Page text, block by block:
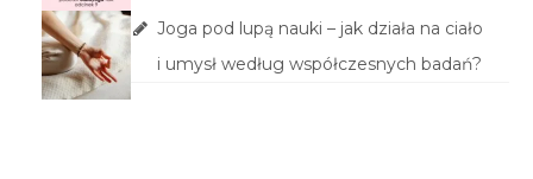
Joga pod lupą nauki – jak działa na ciało
i umysł według współczesnych badań?